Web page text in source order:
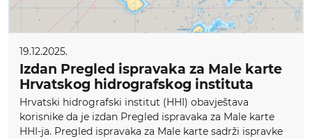
19.12.2025.
Izdan Pregled ispravaka za Male karte
Hrvatskog hidrografskog instituta
Hrvatski hidrografski institut (HHI) obavještava
korisnike da je izdan Pregled ispravaka za Male karte
HHI-ja. Pregled ispravaka za Male karte sadrži ispravke